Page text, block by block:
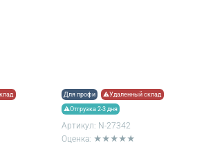
Для профи ⚠Удаленный склад
⚠Отгрузка 2-3 дня
Артикул: N-27342
Оценка: ★★★★★